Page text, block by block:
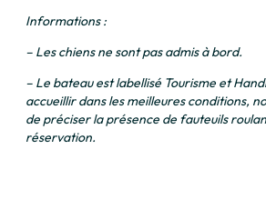
Informations :
– Les chiens ne sont pas admis à bord.
– Le bateau est labellisé Tourisme et
accueillir dans les meilleures conditions,
de préciser la présence de fauteuils
réservation.